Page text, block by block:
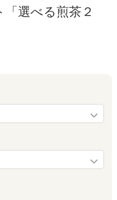
選べる煎茶２